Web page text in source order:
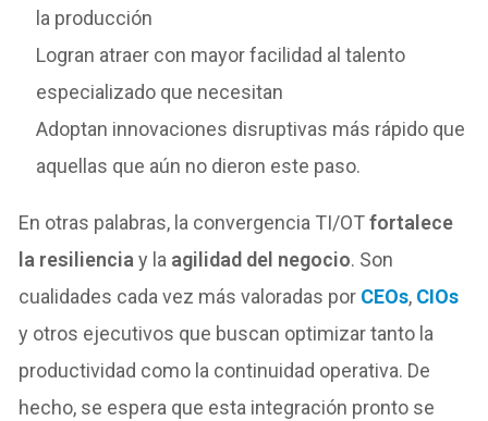
la producción
Logran atraer con mayor facilidad al talento
especializado que necesitan
Adoptan innovaciones disruptivas más rápido que
aquellas que aún no dieron este paso.
En otras palabras, la convergencia TI/OTfortalece
la resilienciay la agilidad del negocio. Son
cualidades cada vez más valoradas por CEOs, CIOs
y otros ejecutivos que buscan optimizar tanto la
productividad como la continuidad operativa. De
hecho, se espera que esta integración pronto se